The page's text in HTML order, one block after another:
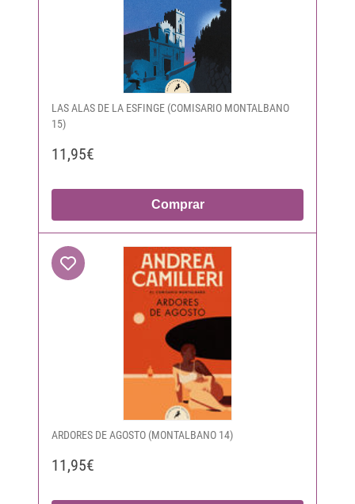
LAS ALAS DE LA ESFINGE (COMISARIO MONTALBANO
15)
11,95€
Comprar
ARDORES DE AGOSTO (MONTALBANO 14)
11,95€